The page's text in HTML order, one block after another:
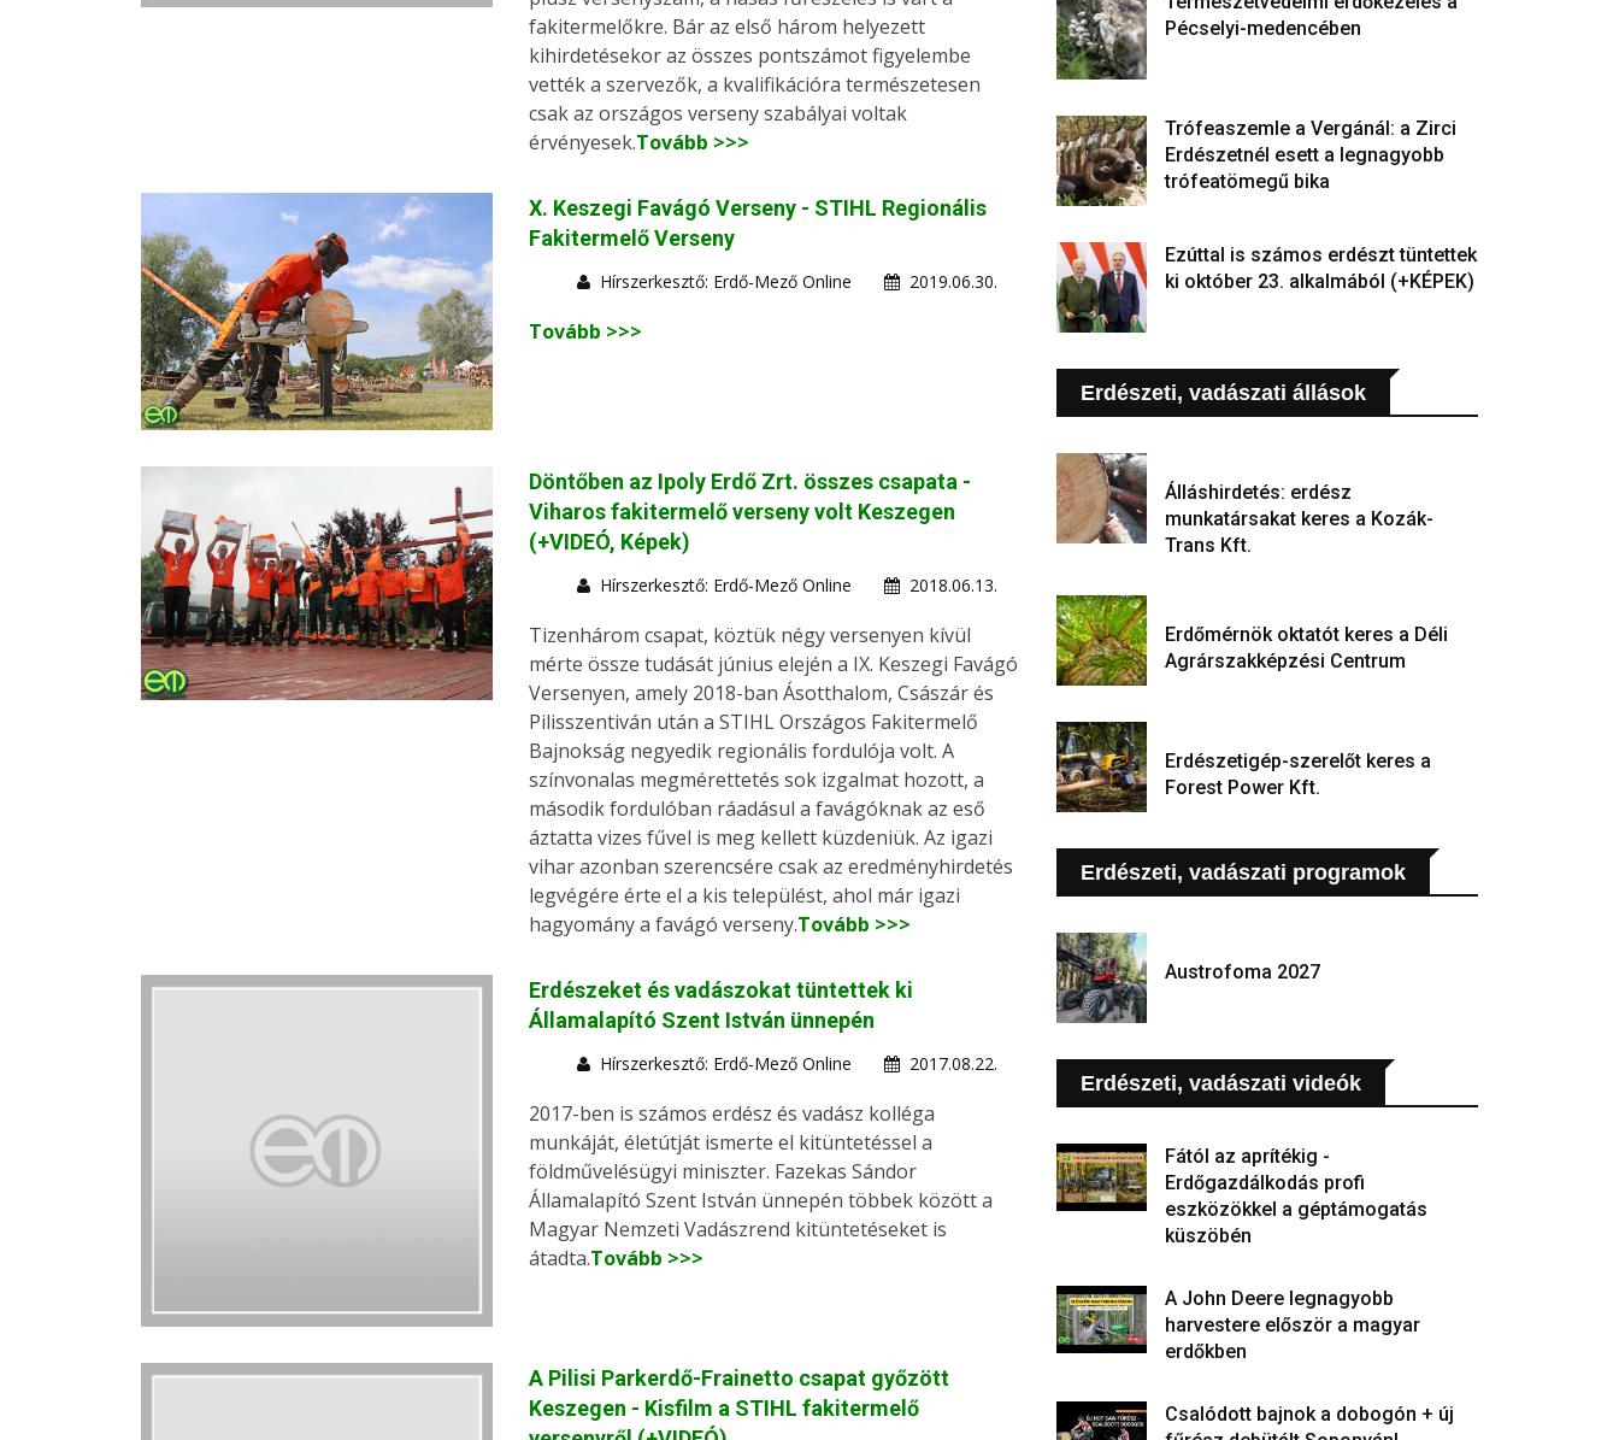
fakitermelőkre. Bár az első három helyezett
kihirdetésekor az összes pontszámot figyelembe
vették a szervezők, a kvalifikációra természetesen
csak az országos verseny szabályai voltak
érvényesek.Tovább >>>
X. Keszegi Favágó Verseny - STIHL Regionális
Fakitermelő Verseny
Hírszerkesztő: Erdő-Mező Online 2019.06.30.
Tovább >>>
Döntőben az Ipoly Erdő Zrt. összes csapata -
Viharos fakitermelő verseny volt Keszegen
(+VIDEÓ, Képek)
Hírszerkesztő: Erdő-Mező Online 2018.06.13.
Tizenhárom csapat, köztük négy versenyen kívül
mérte össze tudását június elején a IX. Keszegi Favágó
Versenyen, amely 2018-ban Ásotthalom, Császár és
Pilisszentiván után a STIHL Országos Fakitermelő
Bajnokság negyedik regionális fordulója volt. A
színvonalas megmérettetés sok izgalmat hozott, a
második fordulóban ráadásul a favágóknak az eső
áztatta vizes fűvel is meg kellett küzdeniük. Az igazi
vihar azonban szerencsére csak az eredményhirdetés
legvégére érte el a kis települést, ahol már igazi
hagyomány a favágó verseny.Tovább >>>
Erdészeket és vadászokat tüntettek ki
Államalapító Szent István ünnepén
Hírszerkesztő: Erdő-Mező Online 2017.08.22.
2017-ben is számos erdész és vadász kolléga
munkáját, életútját ismerte el kitüntetéssel a
földművelésügyi miniszter. Fazekas Sándor
Államalapító Szent István ünnepén többek között a
Magyar Nemzeti Vadászrend kitüntetéseket is
átadta.Tovább >>>
A Pilisi Parkerdő-Frainetto csapat győzött
Keszegen - Kisfilm a STIHL fakitermelő
Pécselyi-medencében
Trófeaszemle a Vergánál: a Zirci
Erdészetnél esett a legnagyobb
trófeatömegű bika
Ezúttal is számos erdészt tüntettek
ki október 23. alkalmából (+KÉPEK)
Erdészeti, vadászati állások
Álláshirdetés: erdész
munkatársakat keres a Kozák-
Trans Kft.
Erdőmérnök oktatót keres a Déli
Agrárszakképzési Centrum
Erdészetigép-szerelőt keres a
Forest Power Kft.
Erdészeti, vadászati programok
Austrofoma 2027
Erdészeti, vadászati videók
Fától az aprítékig -
Erdőgazdálkodás profi
eszközökkel a géptámogatás
küszöbén
A John Deere legnagyobb
harvestere először a magyar
erdőkben
Csalódott bajnok a dobogón + új